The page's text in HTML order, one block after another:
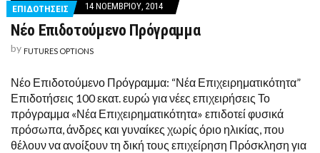
ΕΠΙΔΟΤΗΣΕΙΣ 14 ΝΟΕΜΒΡΊΟΥ, 2014
Νέο Επιδοτούμενο Πρόγραμμα
by FUTURES OPTIONS
Νέο Επιδοτούμενο Πρόγραμμα: “Νέα Επιχειρηματικότητα”
Επιδοτήσεις 100 εκατ. ευρώ για νέες επιχειρήσεις Το
πρόγραμμα «Νέα Επιχειρηματικότητα» επιδοτεί φυσικά
πρόσωπα, άνδρες και γυναίκες χωρίς όριο ηλικίας, που
θέλουν να ανοίξουν τη δική τους επιχείρηση Πρόσκληση για